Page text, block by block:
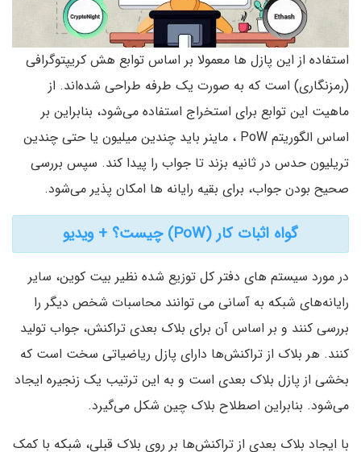
استفاده از این پازل ها معمولا بر اساس توابع هش کریپتوگرافی
(رمزنگاری) است که به صورت یک طرفه طراحی شده‌اند. از
ماهیت این توابع برای استخراج استفاده می‌شود، بنابراین بر
اساس الگوریتم PoW ، ماینر باید چندین میلیون یا حتی چندین
تریلیون حدس در ثانیه بزند تا جواب را پیدا کند. سپس بررسی
صحیح بودن جواب، برای بقیه رایانه ها امکان پذیر می‌شود.
گواه اثبات کار (PoW) چیست؟ + ویدیو
در مورد سیستم های دفتر کل توزیع شده نظیر بیت کوین، سایر
رایانه‌های شبکه به آسانی می توانند محاسبات شخص دیگر را
بررسی کنند و بر اساس آن برای بلاک بعدی تراکنش، جواب تولید
کنند. هر بلاک از تراکنش‌ها دارای پازل ریاضیاتی سخت است که
بخشی از پازل بلاک بعدی است و به این ترتیب یک زنجیره ایجاد
می‌شود. بنابراین اصطلاح بلاک چین شکل می‌گیرد.
با ایجاد بلاک بعدی از تراکنش‌ها بر روی بلاک قبلی، شبکه با کمک